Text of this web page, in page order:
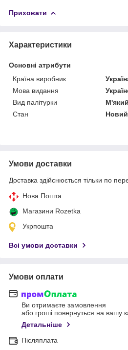
Приховати
Характеристики
Основні атрибути
Країна виробник
Мова видання
Вид палітурки
М'який
Стан
Новий
Умови доставки
Доставка здійснюється тільки по
Нова Пошта
Магазини Rozetka
Укрпошта
Всі умови доставки
Умови оплати
Ви отримаєте замовлення
або гроші повернуться на вашу
Детальніше
Післяплата